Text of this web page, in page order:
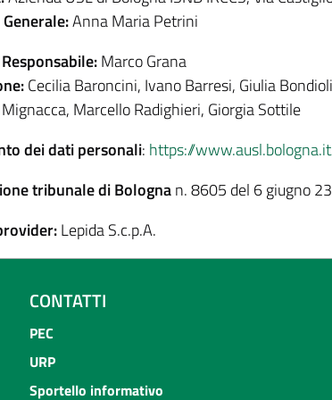
Anna Maria Petrini
Marco Grana
Cecilia Baroncini, Ivano Barresi, Giulia
Marcello Radighieri, Giorgia Sottile
dei dati personali: https://
tribunale di Bolognan. 8605 del 6 giugno 23
Lepida S.c.p.A.
CONTATTI
PEC
URP
Sportello informativo